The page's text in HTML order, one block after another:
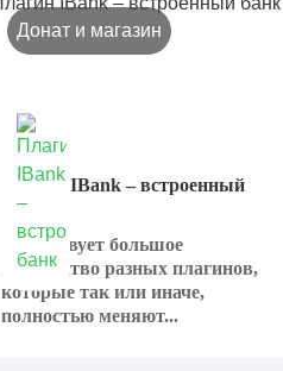
Донат и магазин
Плагин IBank – встроенный
банк
Существует большое
количество разных плагинов,
которые так или иначе,
полностью меняют...